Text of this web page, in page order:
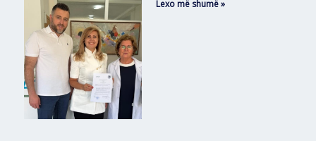
Lexo më shumë »